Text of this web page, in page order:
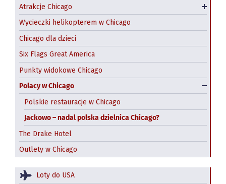
Atrakcje Chicago
Wycieczki z Chicago
Wycieczki helikopterem w Chicago
Chicago dla dzieci
Six Flags Great America
Punkty widokowe Chicago
Polacy w Chicago
Polskie restauracje w Chicago
Jackowo – nadal polska dzielnica Chicago?
The Drake Hotel
Outlety w Chicago
Loty do USA